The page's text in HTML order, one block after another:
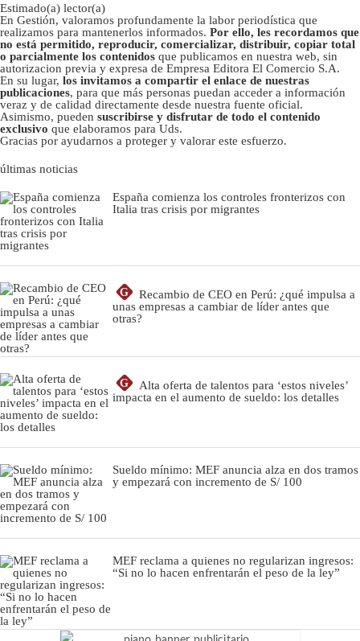
Estimado(a) lector(a)
En Gestión, valoramos profundamente la labor periodística que
realizamos para mantenerlos informados. Por ello, les recordamos que
no está permitido, reproducir, comercializar, distribuir, copiar total
o parcialmente los contenidos que publicamos en nuestra web, sin
autorizacion previa y expresa de Empresa Editora El Comercio S.A.
En su lugar, los invitamos a compartir el enlace de nuestras
publicaciones, para que más personas puedan acceder a información
veraz y de calidad directamente desde nuestra fuente oficial.
Asimismo, pueden suscribirse y disfrutar de todo el contenido
exclusivo que elaboramos para Uds.
Gracias por ayudarnos a proteger y valorar este esfuerzo.
últimas noticias
España comienza los controles fronterizos con
Italia tras crisis por migrantes
G
Recambio de CEO en Perú: ¿qué impulsa a
unas empresas a cambiar de líder antes que
otras?
G
Alta oferta de talentos para ‘estos niveles’
impacta en el aumento de sueldo: los detalles
Sueldo mínimo: MEF anuncia alza en dos tramos
y empezará con incremento de S/ 100
MEF reclama a quienes no regularizan ingresos:
“Si no lo hacen enfrentarán el peso de la ley”